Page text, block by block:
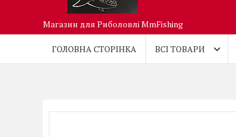
Магазин для Риболовлі MmFishing
ГОЛОВНА СТОРІНКА ВСІ ТОВАРИ